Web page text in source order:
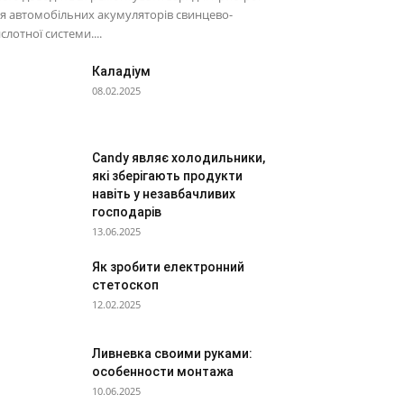
автомобільних акумуляторів свинцево-
системи....
Каладіум
08.02.2025
Candy являє холодильники,
які зберігають продукти
навіть у незавбачливих
господарів
13.06.2025
Як зробити електронний
стетоскоп
12.02.2025
Ливневка своими руками:
особенности монтажа
10.06.2025